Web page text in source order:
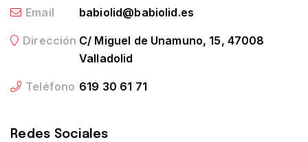
Email babiolid@babiolid.es
Dirección C/ Miguel de Unamuno, 15, 47008
Valladolid
Teléfono 619 30 61 71
Redes Sociales